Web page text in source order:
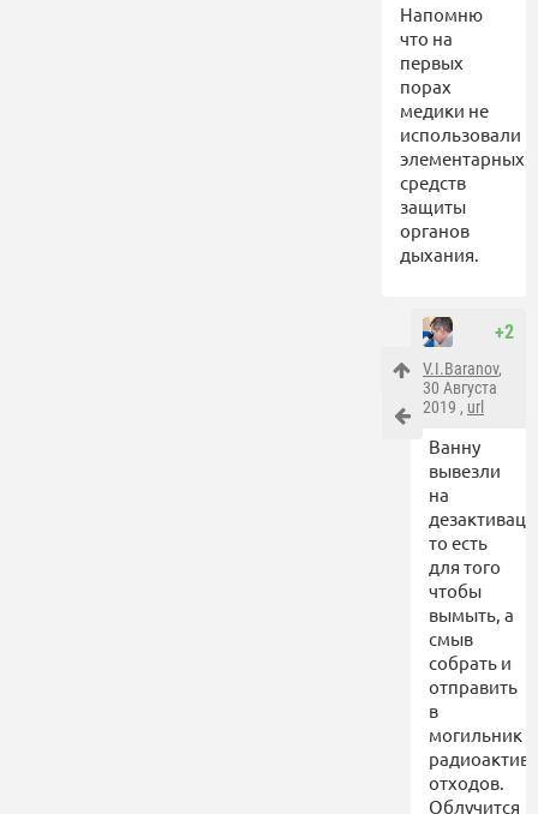
Напомню
что на
первых
порах
медики не
использовали
элементарных
средств
защиты
органов
дыхания.
+2
V.I.Baranov,
30 Августа
2019 , url
Ванну
вывезли
на
то есть
для того
чтобы
вымыть, а
смыв
собрать и
отправить
в
могильник
отходов.
Облучится